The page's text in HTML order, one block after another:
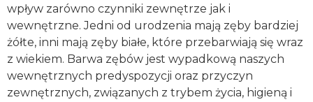
wpływ zarówno czynniki zewnętrze jak i
wewnętrzne. Jedni od urodzenia mają zęby bardziej
żółte, inni mają zęby białe, które przebarwiają się wraz
z wiekiem. Barwa zębów jest wypadkową naszych
wewnętrznych predyspozycji oraz przyczyn
zewnętrznych, związanych z trybem życia, higieną i